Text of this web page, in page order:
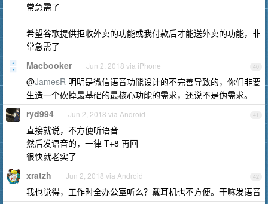
常急需了
希望谷歌提供拒收外卖的功能或我付款后才能送外卖的功能，非
常急需了
40
Macbooker Jun 2, 2018 via iPhone
@JamesR 明明是微信语音功能设计的不完善导致的，你们非要
生造一个砍掉最基础的最核心功能的需求，还说不是伪需求。
41
ryd994 Jun 2, 2018 via Android
直接就说，不方便听语音
然后发语音的，一律 T+8 再回
很快就老实了
42
xratzh Jun 2, 2018 via Android
我也觉得，工作时全办公室听么？戴耳机也不方便。干嘛发语音